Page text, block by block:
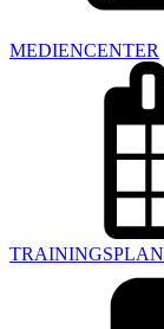
MEDIENCENTER
TRAININGSPLAN